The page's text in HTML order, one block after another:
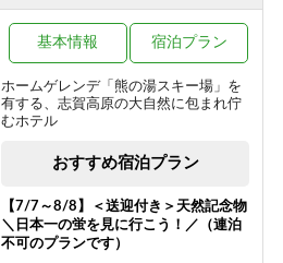
プラン（お1人様歓迎）
1泊2食付き
12,500円/人/泊 ～
【夏得】源泉かけ流しのにごり湯温泉
10,200円/人/泊 ～
ホームゲレンデ「熊の湯スキー場」を
有する、志賀高原の大自然に包まれ佇
むホテル
基本情報 宿泊プラン
おすすめ宿泊プラン
【7/7～8/8】＜送迎付き＞天然記念物
＼日本一の蛍を見に行こう！／（連泊
不可のプランです）